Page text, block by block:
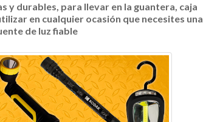
y durables, para llevar en la guantera, caja
en cualquier ocasión que necesites una
de luz fiable